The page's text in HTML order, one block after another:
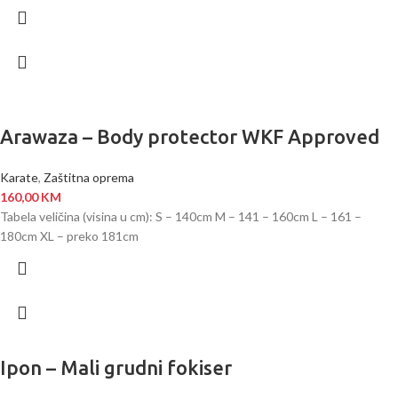
Arawaza – Body protector WKF Approved
Karate, Zaštitna oprema
160,00KM
Tabela veličina (visina u cm): S – 140cm M – 141 – 160cm L – 161 –
180cm XL – preko 181cm
Ipon – Mali grudni fokiser